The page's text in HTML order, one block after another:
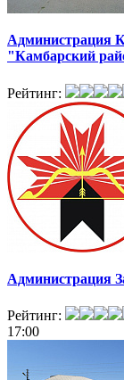
Администрация
"Камбарский
Рейтинг:
Администрация
Рейтинг:
17:00